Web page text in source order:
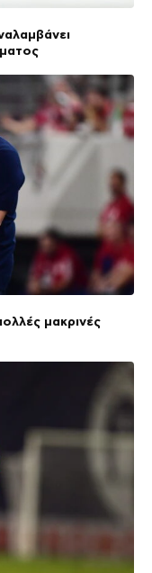
μακρινές